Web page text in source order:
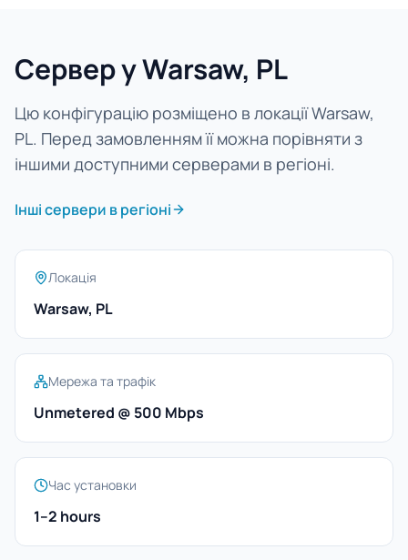
Сервер у Warsaw, PL
Цю конфігурацію розміщено в локації Warsaw,
PL. Перед замовленням її можна порівняти з
іншими доступними серверами в регіоні.
Інші сервери в регіоні
Локація
Warsaw, PL
Мережа та трафік
Unmetered @ 500 Mbps
Час установки
1–2 hours